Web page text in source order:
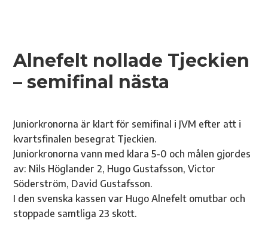
Alnefelt nollade Tjeckien
– semifinal nästa
Juniorkronorna är klart för semifinal i JVM efter att i
kvartsfinalen besegrat Tjeckien.
Juniorkronorna vann med klara 5-0 och målen gjordes
av: Nils Höglander 2, Hugo Gustafsson, Victor
Söderström, David Gustafsson.
I den svenska kassen var Hugo Alnefelt omutbar och
stoppade samtliga 23 skott.